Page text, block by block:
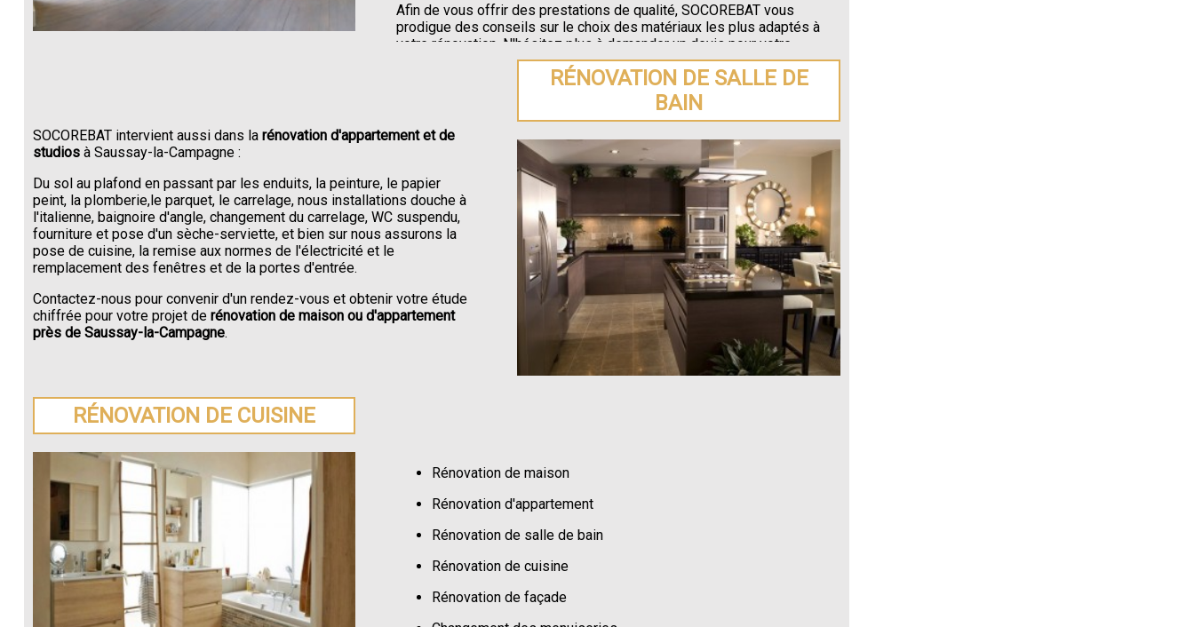
Afin de vous offrir des prestations de qualité, SOCOREBAT vous
prodigue des conseils sur le choix des matériaux les plus adaptés à
votre rénovation. N'hésitez plus à demander un devis pour votre
rénovation de maison ou appartement à Saussay-la-Campagne.
RÉNOVATION DE SALLE DE
BAIN
SOCOREBAT intervient aussi dans la rénovation d'appartement et de
studiosà Saussay-la-Campagne :
Du sol au plafond en passant par les enduits, la peinture, le papier
peint, la plomberie,le parquet, le carrelage, nous installations douche à
l'italienne, baignoire d'angle, changement du carrelage, WC suspendu,
fourniture et pose d'un sèche-serviette, et bien sur nous assurons la
pose de cuisine, la remise aux normes de l'électricité et le
remplacement des fenêtres et de la portes d'entrée.
Contactez-nous pour convenir d'un rendez-vous et obtenir votre étude
chiffrée pour votre projet derénovation de maison ou d'appartement
près de Saussay-la-Campagne.
RÉNOVATION DE CUISINE
Rénovation de maison
Rénovation d'appartement
Rénovation de salle de bain
Rénovation de cuisine
Rénovation de façade